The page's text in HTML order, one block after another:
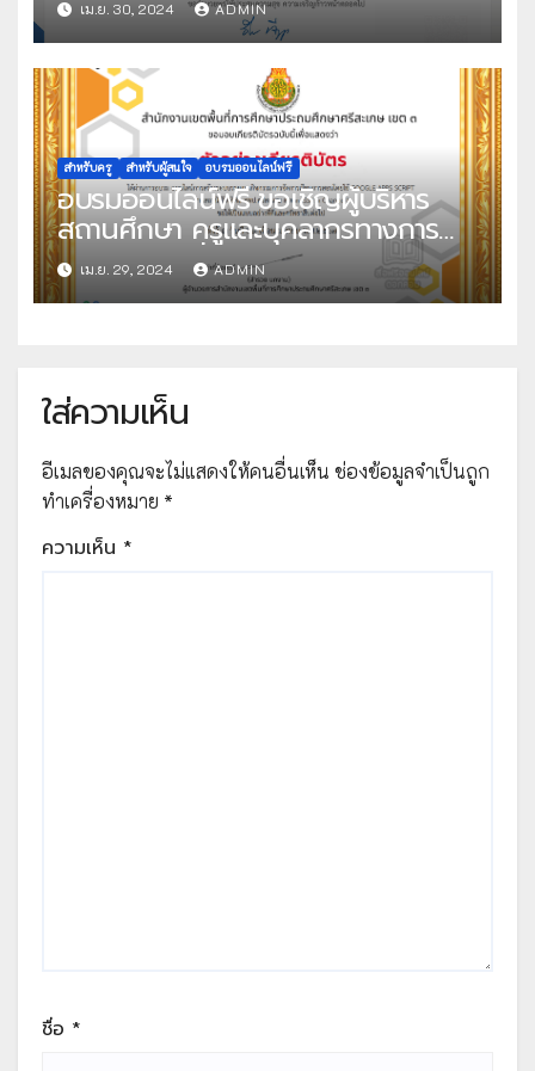
ใช้ระบบออนไลน์ข้อสอบ PISA ในสถาน
ศึกษา จัดโดย สถาบันส่งเสริมการสอน
วิทยาศาสตร์และเทคโนโลยี
เม.ย. 30, 2024 ADMIN
สำหรับครู สำหรับผู้สนใจ อบรมออนไลน์ฟรี
อบรมออนไลน์ฟรี ขอเชิญผู้บริหาร
สถานศึกษา ครูและบุคลากรทางการ
ศึกษา และผู้ที่มีความสนใจเข้าร่วม
อบรมเชิงปฏิบัติการระบบออนไลน์ ผ่าน
การสอนโดยใช้ GOOGLE APPS
SCRIPT ในวันจันทร์ที่ 29 เมษายน
2567 เวลา 09.00 น. เป็นต้นไป จัด
โดย สพป.ศรีสะเกษ เขต 3
เม.ย. 29, 2024 ADMIN
ใส่ความเห็น
อีเมลของคุณจะไม่แสดงให้คนอื่นเห็น ช่องข้อมูลจำเป็นถูก
ทำเครื่องหมาย *
ความเห็น *
ชื่อ *